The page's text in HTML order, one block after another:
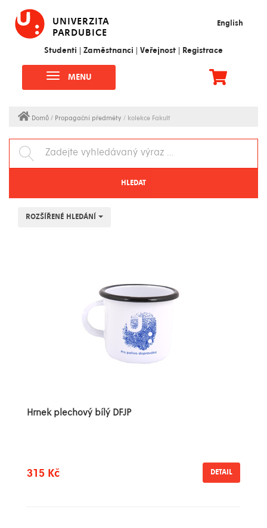
UNIVERZITA
PARDUBICE
English
Studenti Zaměstnanci Veřejnost Registrace
MENU
Domů / Propagační předměty / kolekce Fakult
HLEDAT
ROZŠÍŘENÉ HLEDÁNÍ
Hrnek plechový bílý DFJP
315 Kč DETAIL